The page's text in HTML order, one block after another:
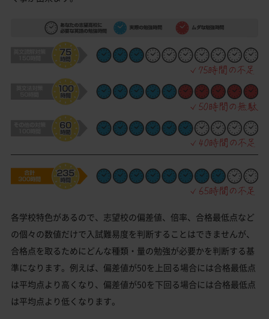
各学校特色があるので、志望校の偏差値、倍率、合格最低点など
の個々の数値だけで入試難易度を判断することはできませんが、
合格点を取るためにどんな種類・量の勉強が必要かを判断する基
準になります。例えば、偏差値が50を上回る場合には合格最低点
は平均点より高くなり、偏差値が50を下回る場合には合格最低点
は平均点より低くなります。